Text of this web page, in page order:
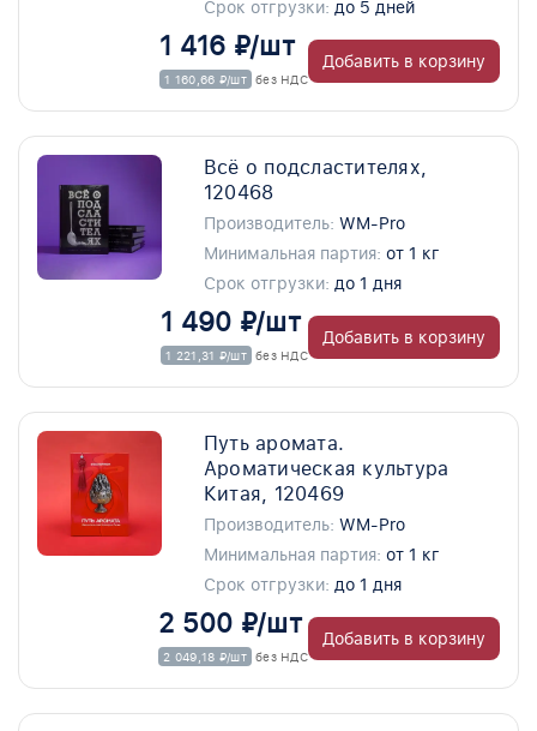
Срок отгрузки: до 5 дней
1 416 ₽/шт
1 160,66 ₽/шт без НДС
Добавить в корзину
Всё о подсластителях,
120468
Производитель: WM-Pro
Минимальная партия: от 1 кг
Срок отгрузки: до 1 дня
1 490 ₽/шт
1 221,31 ₽/шт без НДС
Добавить в корзину
Путь аромата.
Ароматическая культура
Китая, 120469
Производитель: WM-Pro
Минимальная партия: от 1 кг
Срок отгрузки: до 1 дня
2 500 ₽/шт
2 049,18 ₽/шт без НДС
Добавить в корзину